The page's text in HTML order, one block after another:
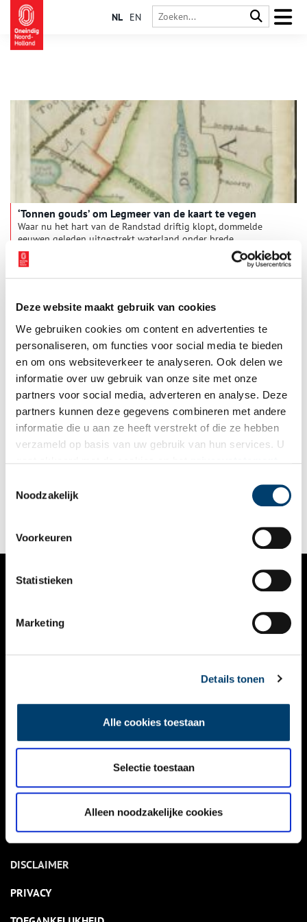
Deze website maakt gebruik van cookies
We gebruiken cookies om content en advertenties te
personaliseren, om functies voor social media te bieden
en om ons websiteverkeer te analyseren. Ook delen we
informatie over uw gebruik van onze site met onze
partners voor social media, adverteren en analyse. Deze
partners kunnen deze gegevens combineren met andere
informatie die u aan ze heeft verstrekt of die ze hebben
verzameld op basis van uw gebruik van hun services. U
Noodzakelijk
Voorkeuren
Statistieken
Marketing
Details tonen
Alle cookies toestaan
Selectie toestaan
Alleen noodzakelijke cookies
NL EN
‘Tonnen gouds’ om Legmeer van de kaart te vegen
Waar nu het hart van de Randstad driftig klopt, dommelde
eeuwen geleden uitgestrekt waterland onder brede
wolkenluchten. Dijkweggetjes doorsneden het Amstellandse
meren- en plassengebied. Wie indertijd van Amsterdam naar
Leiden reisde, keek uit over Legmeer en Haarlemmermeer.
Haarlemmermeer werd leeg gepompt. Het Legmeer klotste en
kabbelde nog als vanouds. Exact 150 jaar geleden maakte
koning Willem III daar met een pennenstreek definitief een
eind aan.
200 jaar gemeente Uithoorn: van veendorp tot voorstad
Op 10 februari 1820 werden de dorpen De Kwakel, Thamen en
Uithoorn samengevoegd tot één gemeente: Uithoorn. Na maar
Holland. Met zijn bijzondere ligging aan het Zijdelmeer en zijn
middeleeuwse polder is Uithoorn tegenwoordig een geliefde
NIEUWS
KALENDER
ACTIVITEITEN
NIEUWSBRIEF
DISCLAIMER
PRIVACY